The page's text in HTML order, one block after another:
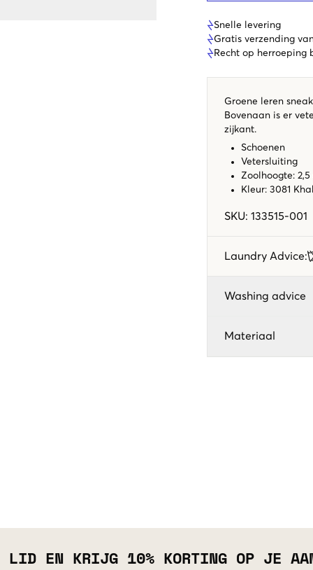
Snelle levering
Gratis verzending
Recht op herroeping
Groene leren
Bovenaan is er
zijkant.
Schoenen
Vetersluiting
Zoolhoogte: 2,5
Kleur: 3081
SKU: 133515-001
Laundry Advice:
Washing advice
Materiaal
LID EN KRIJG 10% KORTING OP JE